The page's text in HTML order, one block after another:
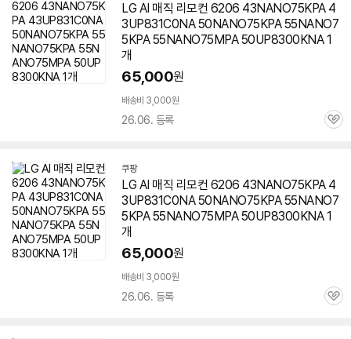
LG AI 매직 리모컨 6206 43NANO75KPA 4
3UP831C0NA 50NANO75KPA 55NANO7
5KPA 55NANO75MPA50UP8300KNA1
개
65,000원
배송비 3,000원
26.06. 등록
관
쿠팡
LG AI 매직 리모컨 6206 43NANO75KPA 4
3UP831C0NA 50NANO75KPA 55NANO7
5KPA 55NANO75MPA50UP8300KNA1
개
65,000원
배송비 3,000원
26.06. 등록
관